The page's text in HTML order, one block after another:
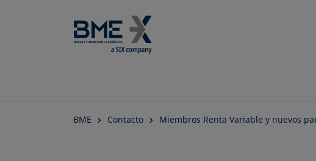
BME Contacto Miembros Renta Variable y nuevos